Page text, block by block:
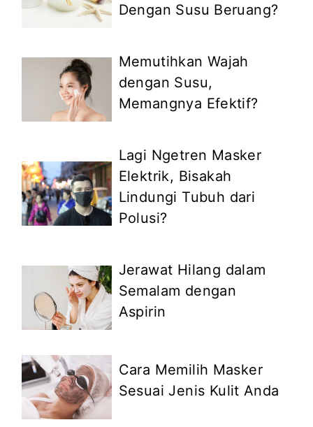
Dengan Susu Beruang?
Memutihkan Wajah
dengan Susu,
Memangnya Efektif?
Lagi Ngetren Masker
Elektrik, Bisakah
Lindungi Tubuh dari
Polusi?
Jerawat Hilang dalam
Semalam dengan
Aspirin
Cara Memilih Masker
Sesuai Jenis Kulit Anda